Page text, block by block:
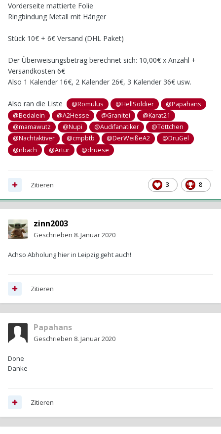
Vorderseite mattierte Folie
Ringbindung Metall mit Hänger
Stück 10€ + 6€ Versand (DHL Paket)
Der Überweisungsbetrag berechnet sich: 10,00€ x Anzahl +
Versandkosten 6€
Also 1 Kalender 16€, 2 Kalender 26€, 3 Kalender 36€ usw.
Also ran die Liste @Romulus @HellSoldier
@Papahans
@Bedalein
@A2Hesse @Granitei
@Karat21
@mamawutz
@Nupi @Audifanatiker
@Töttchen
@Nachtaktiver
@cmpbtb @DerWeißeA2
@DruGel
@nbach
@Artur @druese
3 8
Zitieren
zinn2003
Geschrieben 8. Januar 2020
Achso Abholung hier in Leipzig geht auch!
Zitieren
Papahans
Geschrieben 8. Januar 2020
Done
Danke
Zitieren